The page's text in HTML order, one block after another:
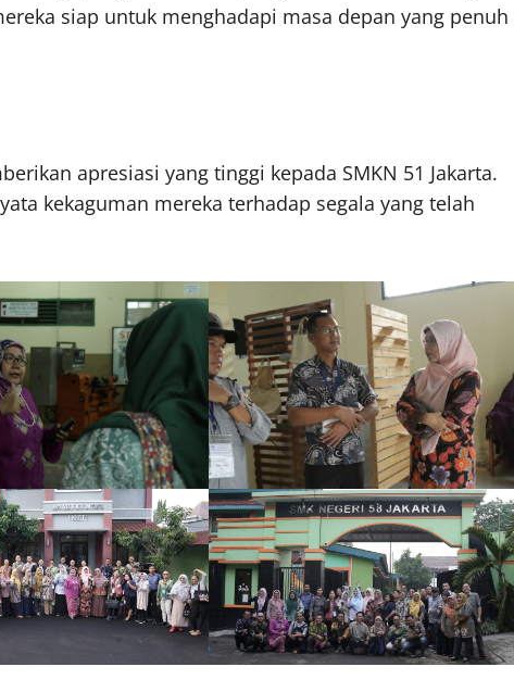
siap untuk menghadapi masa depan yang penuh
apresiasi yang tinggi kepada SMKN 51 Jakarta.
kekaguman mereka terhadap segala yang telah